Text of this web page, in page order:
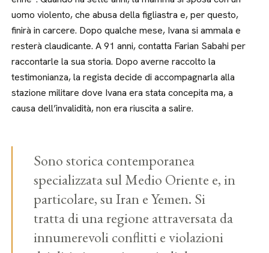
uomo violento, che abusa della figliastra e, per questo,
finirà in carcere. Dopo qualche mese, Ivana si ammala e
resterà claudicante. A 91 anni, contatta Farian Sabahi per
raccontarle la sua storia. Dopo averne raccolto la
testimonianza, la regista decide di accompagnarla alla
stazione militare dove Ivana era stata concepita ma, a
causa dell’invalidità, non era riuscita a salire.
Sono storica contemporanea
specializzata sul Medio Oriente e, in
particolare, su Iran e Yemen. Si
tratta di una regione attraversata da
innumerevoli conflitti e violazioni